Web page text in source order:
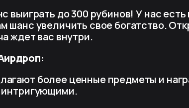
выиграть до 300 рубинов! У нас есть
шанс увеличить свое богатство.
ждет вас внутри.
более ценные предметы и
интригующими.